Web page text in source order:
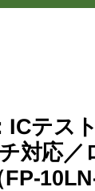
ICテス
対応／
10LN-